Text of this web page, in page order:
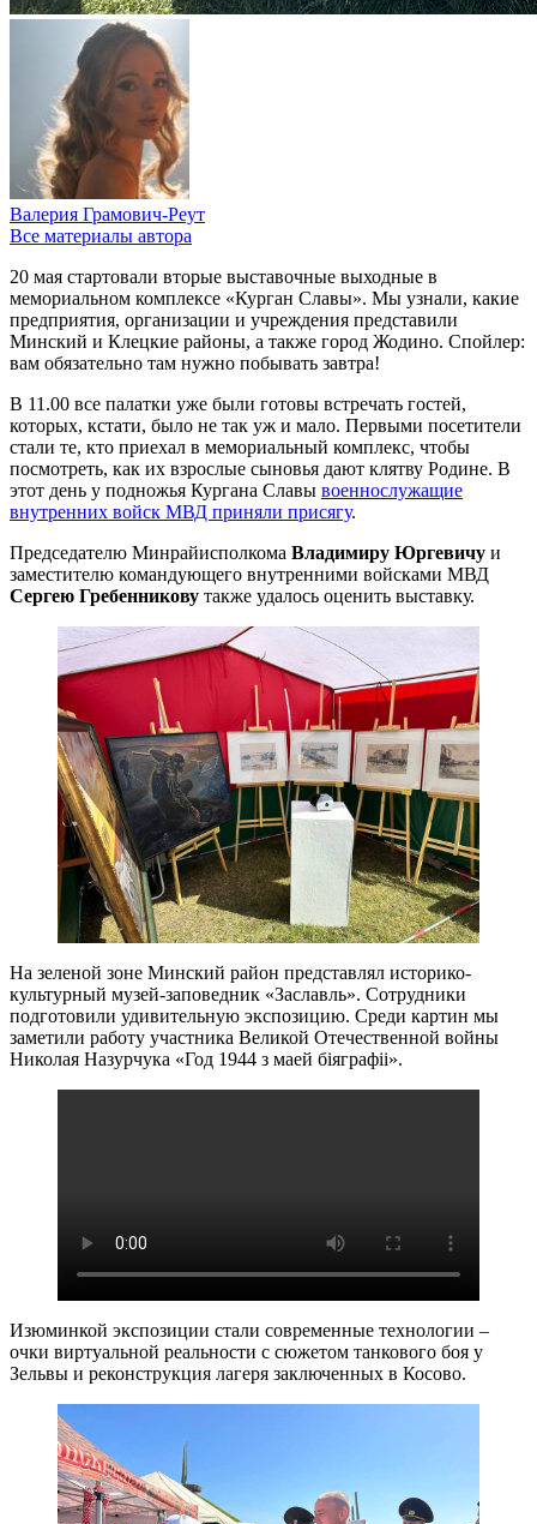
Валерия Грамович-Реут
Все материалы автора
20 мая стартовали вторые выставочные выходные в
мемориальном комплексе «Курган Славы». Мы узнали, какие
предприятия, организации и учреждения представили
Минский и Клецкие районы, а также город Жодино. Спойлер:
вам обязательно там нужно побывать завтра!
В 11.00 все палатки уже были готовы встречать гостей,
которых, кстати, было не так уж и мало. Первыми посетители
стали те, кто приехал в мемориальный комплекс, чтобы
посмотреть, как их взрослые сыновья дают клятву Родине. В
этот день у подножья Кургана Славы военнослужащие
внутренних войск МВД приняли присягу.
Председателю Минрайисполкома Владимиру Юргевичу и
заместителю командующего внутренними войсками МВД
Сергею Гребенникову также удалось оценить выставку.
На зеленой зоне Минский район представлял историко-
культурный музей-заповедник «Заславль». Сотрудники
подготовили удивительную экспозицию. Среди картин мы
заметили работу участника Великой Отечественной войны
Николая Назурчука «Год 1944 з маей біяграфіі».
Изюминкой экспозиции стали современные технологии –
очки виртуальной реальности с сюжетом танкового боя у
Зельвы и реконструкция лагеря заключенных в Косово.